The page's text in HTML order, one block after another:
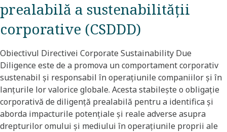
prealabilă a sustenabilității
corporative (CSDDD)
Obiectivul Directivei Corporate Sustainability Due
Diligence este de a promova un comportament corporativ
sustenabil și responsabil în operațiunile companiilor și în
lanțurile lor valorice globale. Acesta stabilește o obligație
corporativă de diligență prealabilă pentru a identifica și
aborda impacturile potențiale și reale adverse asupra
drepturilor omului și mediului în operațiunile proprii ale